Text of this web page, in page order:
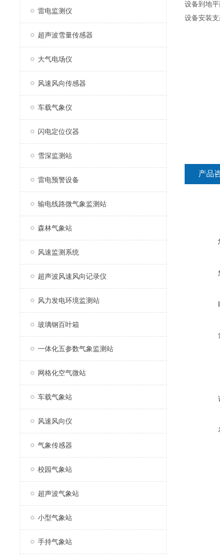
雷电监测仪
超声波雪量传感器
大气电场仪
风速风向传感器
车载气象仪
闪电定位仪器
雪深监测站
雷电预警设备
输电线路微气象监测站
森林气象站
风速监测系统
超声波风速风向记录仪
风力发电环境监测站
玻璃钢百叶箱
一体化五参数气象监测站
网格化空气微站
车载气象站
风速风向仪
气象传感器
校园气象站
超声波气象站
小型气象站
手持气象站
设备到地
设备安装
产品